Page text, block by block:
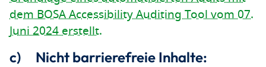
dem BOSA Accessibility Auditing Tool vom 07.
Juni 2024 erstellt.
c) Nicht barrierefreie Inhalte: